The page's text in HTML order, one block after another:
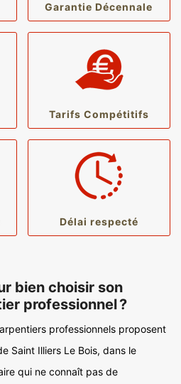
Garantie Décennale
Tarifs Compétitifs
Délai respecté
bien choisir son
professionnel ?
professionnels proposent
Saint Illiers Le Bois, dans le
qui ne connaît pas de